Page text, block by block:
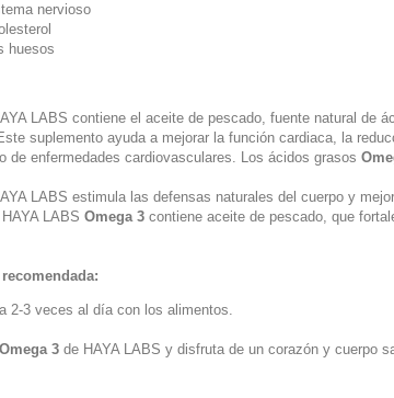
nervioso
huesos
LABS contiene el aceite de pescado, fuente natural de
suplemento ayuda a mejorar la función cardiaca, la
de enfermedades cardiovasculares. Los ácidos grasos
LABS estimula las defensas naturales del cuerpo y
LABS Omega 3 contiene aceite de pescado, que
2-3 veces al día con los alimentos.
Omega 3 de HAYA LABS y disfruta de un corazón y cuerpo